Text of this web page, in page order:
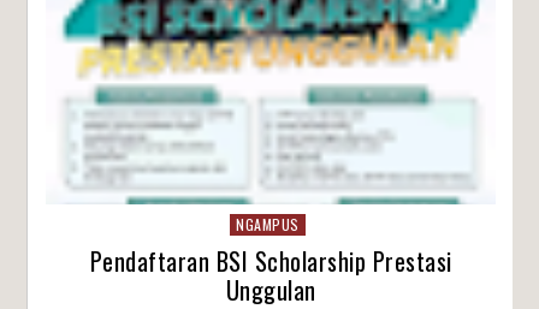
NGAMPUS
Pendaftaran BSI Scholarship Prestasi
Unggulan